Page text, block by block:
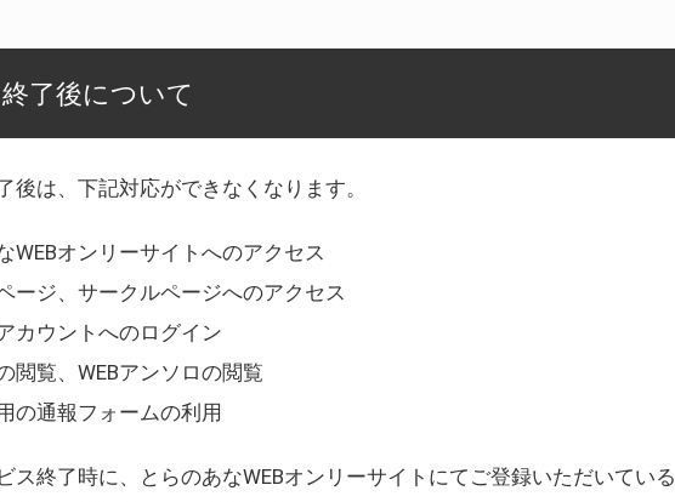
了後について
後は、下記対応ができなくなります。
WEBオンリーサイトへのアクセス
ージ、サークルページへのアクセス
カウントへのログイン
閲覧、WEBアンソロの閲覧
の通報フォームの利用
ス終了時に、とらのあなWEBオンリーサイトにてご登録いただいている